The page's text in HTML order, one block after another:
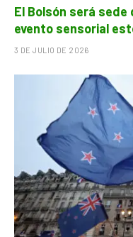
El Bolsón será
evento sensorial
3 DE JULIO DE 2026